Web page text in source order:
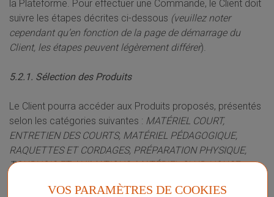
la Plateforme. Pour effectuer une Commande, le Client doit
suivre les étapes décrites ci-dessous (veuillez noter
cependant qu’en fonction de la page de démarrage du
Client, les étapes peuvent légèrement différer).
5.2.1. Sélection des Produits
Le Client pourra accéder aux Produits proposés, présentés
selon les catégories suivantes : MATÉRIEL COURT,
ENTRETIEN DES COURTS, MATÉRIEL PÉDAGOGIQUE,
RAQUETTES ET CORDAGES, PRÉPARATION PHYSIQUE,
TOURNOIS ET ANIMATIONS, MATÉRIEL CLUB-HOUSE,
VOS PARAMÈTRES DE COOKIES